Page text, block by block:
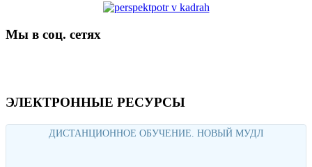
Мы в соц. сетях
ЭЛЕКТРОННЫЕ РЕСУРСЫ
ДИСТАНЦИОННОЕ ОБУЧЕНИЕ. НОВЫЙ МУДЛ